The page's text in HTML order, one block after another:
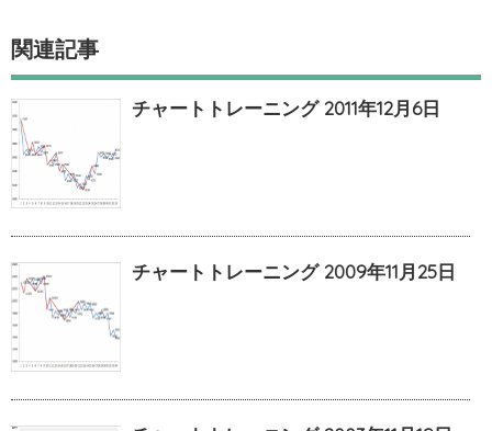
関連記事
チャートトレーニング 2011年12月6日
チャートトレーニング 2009年11月25日